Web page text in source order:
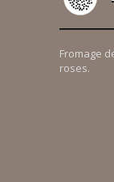
Fromage
roses.